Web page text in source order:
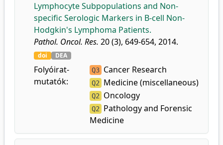
Lymphocyte Subpopulations and Non-
specific Serologic Markers in B-cell Non-
Hodgkin's Lymphoma Patients.
Pathol. Oncol. Res. 20 (3), 649-654, 2014.
doi DEA
Folyóirat-
mutatók:
Q3 Cancer Research
Q2 Medicine (miscellaneous)
Q2 Oncology
Q2 Pathology and Forensic
Medicine